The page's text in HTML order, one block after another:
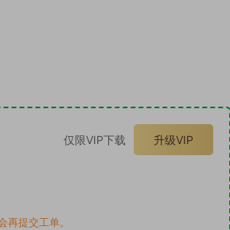
仅限VIP下载 升级VIP
提交工单。